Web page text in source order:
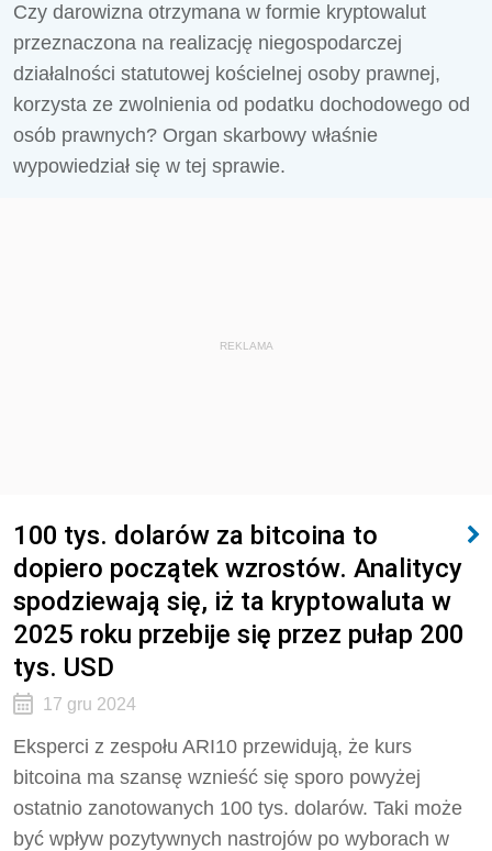
Czy darowizna otrzymana w formie kryptowalut
przeznaczona na realizację niegospodarczej
działalności statutowej kościelnej osoby prawnej,
korzysta ze zwolnienia od podatku dochodowego od
osób prawnych? Organ skarbowy właśnie
wypowiedział się w tej sprawie.
REKLAMA
100 tys. dolarów za bitcoina to
dopiero początek wzrostów. Analitycy
spodziewają się, iż ta kryptowaluta w
2025 roku przebije się przez pułap 200
tys. USD
17 gru 2024
Eksperci z zespołu ARI10 przewidują, że kurs
bitcoina ma szansę wznieść się sporo powyżej
ostatnio zanotowanych 100 tys. dolarów. Taki może
być wpływ pozytywnych nastrojów po wyborach w